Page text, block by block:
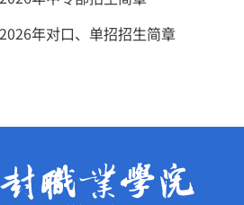
年对口、单招招生简章